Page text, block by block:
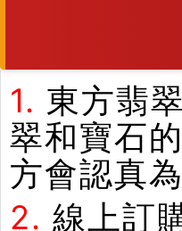
1. 東方翡
翠和寶石
方會認真
2. 線上訂